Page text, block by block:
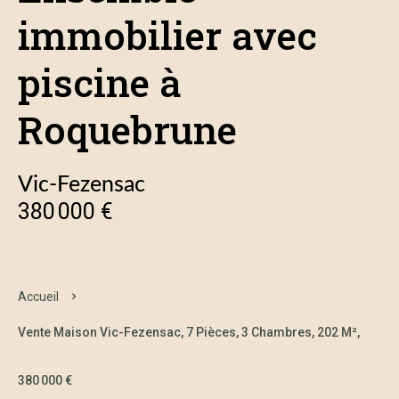
immobilier avec
piscine à
Roquebrune
Vic-Fezensac
380 000 €
Accueil
Vente Maison Vic-Fezensac, 7 Pièces, 3 Chambres, 202 M²,
380 000 €